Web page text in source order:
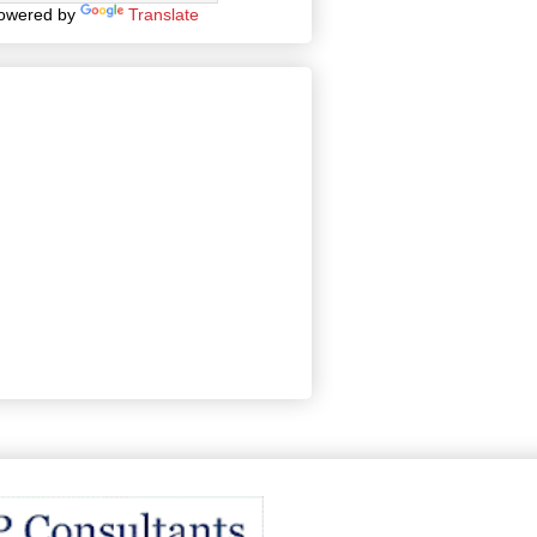
by Translate